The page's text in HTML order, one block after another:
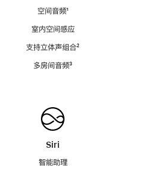
空间音频脚
¹
室内空间感应
支持立体声组合脚
²
多房间音频脚
³
Siri
智能助理